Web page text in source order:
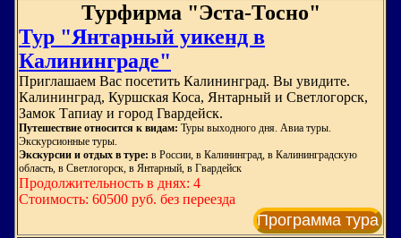
Турфирма "Эста-Тосно"
Тур "Янтарный уикенд в
Калининграде"
Приглашаем Вас посетить Калининград. Вы увидите.
Калининград, Куршская Коса, Янтарный и Светлогорск,
Замок Тапиау и город Гвардейск.
Путешествие относится к видам: Туры выходного дня. Авиа туры.
Экскурсионные туры.
Экскурсии и отдых в туре: в России, в Калининград, в Калининградскую
область, в Светлогорск, в Янтарный, в Гвардейск
Продолжительность в днях: 4
Стоимость: 60500 руб. без переезда
Программа тура